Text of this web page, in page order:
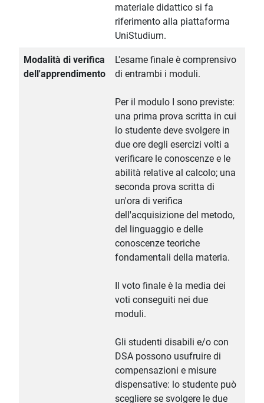
materiale didattico si fa
riferimento alla piattaforma
UniStudium.
Modalità di verifica
dell'apprendimento
L'esame finale è comprensivo
di entrambi i moduli.
Per il modulo I sono previste:
una prima prova scritta in cui
lo studente deve svolgere in
due ore degli esercizi volti a
verificare le conoscenze e le
abilità relative al calcolo; una
seconda prova scritta di
un'ora di verifica
dell'acquisizione del metodo,
del linguaggio e delle
conoscenze teoriche
fondamentali della materia.
Il voto finale è la media dei
voti conseguiti nei due
moduli.
Gli studenti disabili e/o con
DSA possono usufruire di
compensazioni e misure
dispensative: lo studente può
scegliere se svolgere le due